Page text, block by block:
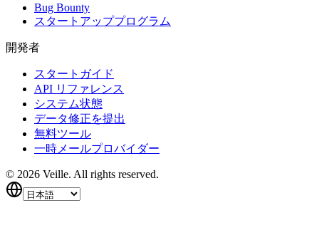
Bug Bounty
スタートアッププログラム
開発者
スタートガイド
API リファレンス
システム状態
データ修正を提出
無料ツール
一時メールプロバイダー
© 2026 Veille. All rights reserved.